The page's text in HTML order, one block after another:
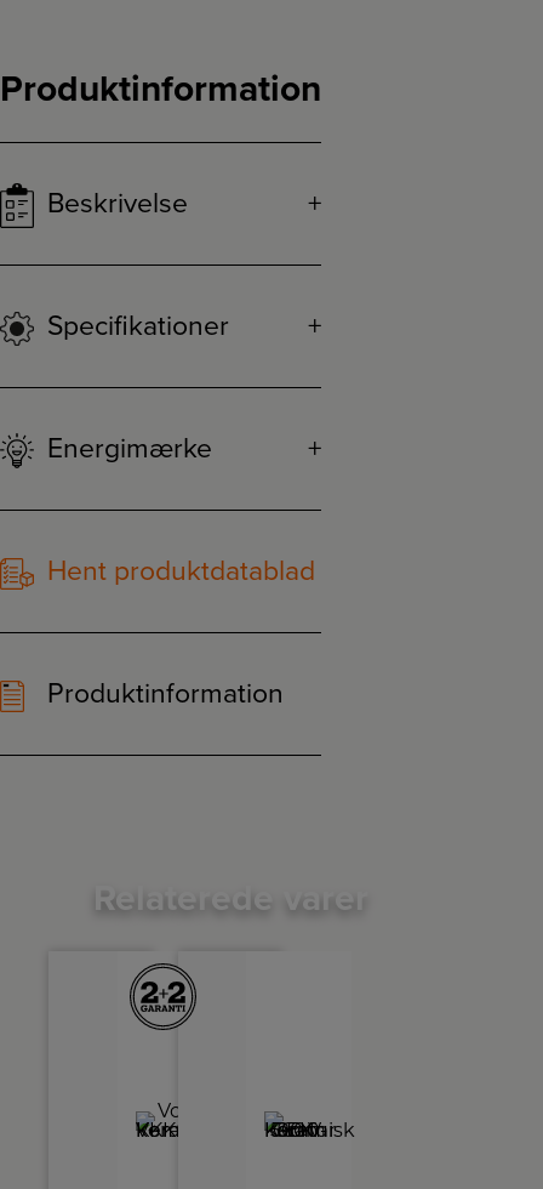
Produktinformation
Beskrivelse
Specifikationer
Energimærke
Hent produktdatablad
Produktinformation
Relaterede varer